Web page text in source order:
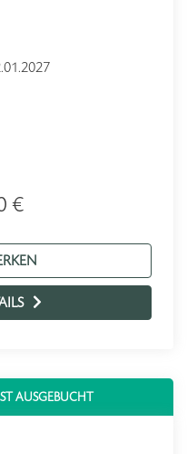
€
AUSGEBUCHT